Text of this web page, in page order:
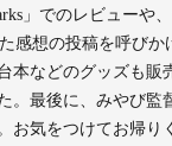
」でのレビューや
感想の投稿を呼び
本などのグッズも販
。最後に、みやび監
お気をつけてお帰り